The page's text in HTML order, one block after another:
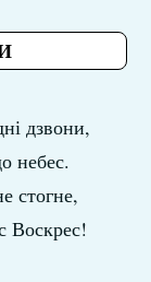
дзвони,
небес.
стогне,
Воскрес!